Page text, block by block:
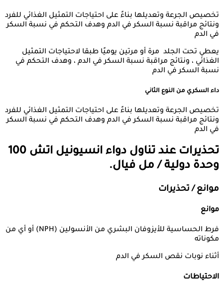
تخصيص الجرعة وتعديلها بناءً على احتياجات التمثيل الغذائي للفرد
ونتائج مراقبة نسبة السكر في الدم وهدف التحكم في نسبة السكر
في الدم
يعطي تحت الجلد مرة أو مرتين يوميًا طبقا لاحتياجات التمثيل
الغذائي ، ونتائج مراقبة نسبة السكر في الدم ، وهدف التحكم في
نسبة السكر في الدم
داء السكري من النوع الثاني
تخصيص الجرعة وتعديلها بناءً على احتياجات التمثيل الغذائي للفرد
ونتائج مراقبة نسبة السكر في الدم وهدف التحكم في نسبة السكر
في الدم
تحذيرات عند تناول دواء
انسيونيل اتش 100
وحدة دولية / مل فيال.
موانع / تحذيرات
موانع
فرط الحساسية للأيزوفان البشري من الأنسولين (NPH) أو أي من
مكوناته
أثناء نوبات نقص السكر في الدم
الاحتياطات